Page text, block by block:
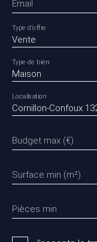
Email
Vente
Type d'offre
Maison
Type de bien
Cornillon-Confoux
Localisation
Budget max (€)
Surface min (m²)
Pièces min